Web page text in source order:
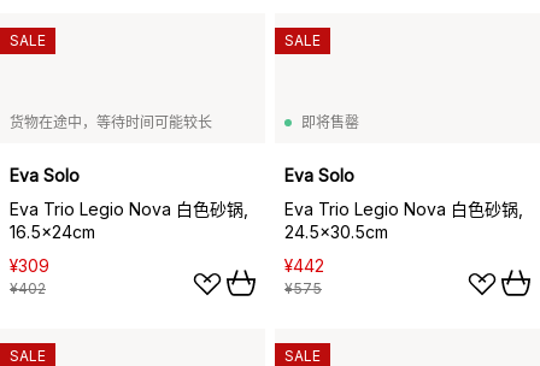
货物在途中，等待时间可能较长
Eva Solo
Eva Trio Legio Nova 白色砂锅,
16.5x24cm
¥309
¥402
SALE
即将售罄
Eva Solo
Eva Trio Legio Nova 白色砂锅,
24.5x30.5cm
¥442
¥575
SALE
SALE SALE